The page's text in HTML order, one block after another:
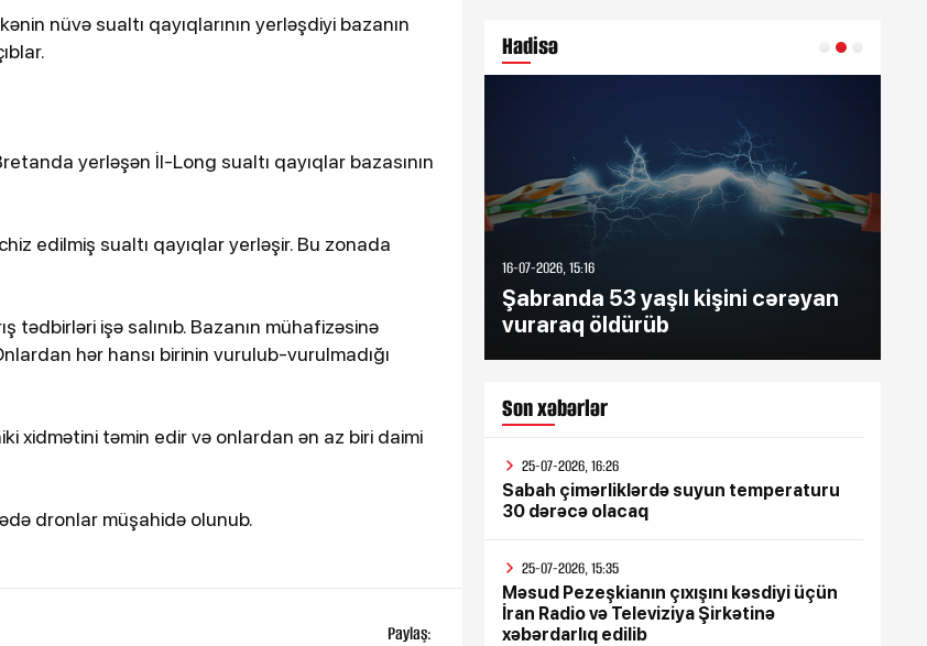
nüvə sualtı qayıqlarının yerləşdiyi bazanın
yerləşən İl-Long sualtı qayıqlar bazasının
edilmiş sualtı qayıqlar yerləşir. Bu zonada
işə salınıb. Bazanın mühafizəsinə
hər hansı birinin vurulub-vurulmadığı
xidmətini təmin edir və onlardan ən az biri daimi
dronlar müşahidə olunub.
Paylaş:
bildirib
Hadisə
avtomobillə toqquşub, 30 nəfər
xəsarət alıb
16-07-2026, 15:16
Şabranda 53 yaşlı kişini cərəyan
vuraraq öldürüb
Son xəbərlər
25-07-2026, 16:26
Sabah çimərliklərdə suyun temperaturu
30 dərəcə olacaq
25-07-2026, 15:35
Məsud Pezeşkianın çıxışını kəsdiyi üçün
İran Radio və Televiziya Şirkətinə
xəbərdarlıq edilib